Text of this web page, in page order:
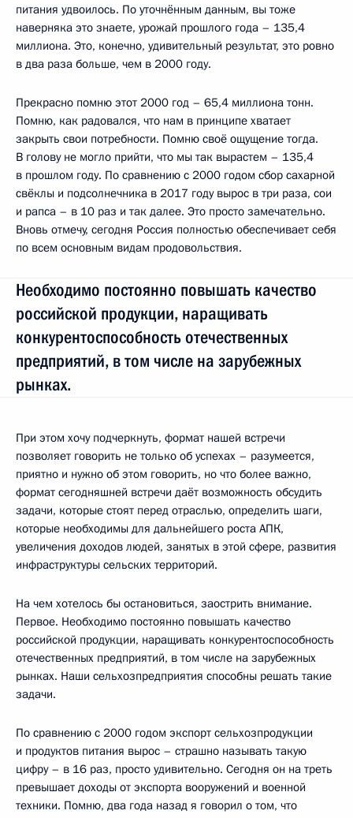
питания удвоилось. По уточнённым данным, вы тоже
наверняка это знаете, урожай прошлого года – 135,4
миллиона. Это, конечно, удивительный результат, это ровно
в два раза больше, чем в 2000 году.
Прекрасно помню этот 2000 год – 65,4 миллиона тонн.
Помню, как радовался, что нам в принципе хватает
закрыть свои потребности. Помню своё ощущение тогда.
В голову не могло прийти, что мы так вырастем – 135,4
в прошлом году. По сравнению с 2000 годом сбор сахарной
свёклы и подсолнечника в 2017 году вырос в три раза, сои
и рапса – в 10 раз и так далее. Это просто замечательно.
Вновь отмечу, сегодня Россия полностью обеспечивает себя
по всем основным видам продовольствия.
Необходимо постоянно повышать качество
российской продукции, наращивать
конкурентоспособность отечественных
предприятий, в том числе на зарубежных
рынках.
При этом хочу подчеркнуть, формат нашей встречи
позволяет говорить не только об успехах – разумеется,
приятно и нужно об этом говорить, но что более важно,
формат сегодняшней встречи даёт возможность обсудить
задачи, которые стоят перед отраслью, определить шаги,
которые необходимы для дальнейшего роста АПК,
увеличения доходов людей, занятых в этой сфере, развития
инфраструктуры сельских территорий.
На чем хотелось бы остановиться, заострить внимание.
Первое. Необходимо постоянно повышать качество
российской продукции, наращивать конкурентоспособность
отечественных предприятий, в том числе на зарубежных
рынках. Наши сельхозпредприятия способны решать такие
задачи.
По сравнению с 2000 годом экспорт сельхозпродукции
и продуктов питания вырос – страшно называть такую
цифру – в 16 раз, просто удивительно. Сегодня он на треть
превышает доходы от экспорта вооружений и военной
техники. Помню, два года назад я говорил о том, что